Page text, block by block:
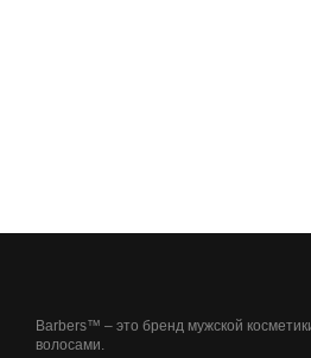
Barbers™ – это бренд мужской
волосами.